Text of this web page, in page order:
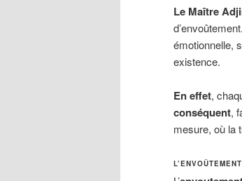
Le Maître
d’envoûtement.
émotionnelle,
existence.
En effet,
conséquent,
mesure, où la